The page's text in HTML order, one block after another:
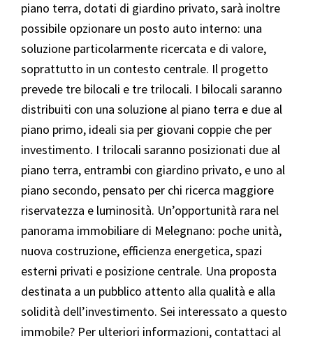
piano terra, dotati di giardino privato, sarà inoltre
possibile opzionare un posto auto interno: una
soluzione particolarmente ricercata e di valore,
soprattutto in un contesto centrale. Il progetto
prevede tre bilocali e tre trilocali. I bilocali saranno
distribuiti con una soluzione al piano terra e due al
piano primo, ideali sia per giovani coppie che per
investimento. I trilocali saranno posizionati due al
piano terra, entrambi con giardino privato, e uno al
piano secondo, pensato per chi ricerca maggiore
riservatezza e luminosità. Un’opportunità rara nel
panorama immobiliare di Melegnano: poche unità,
nuova costruzione, efficienza energetica, spazi
esterni privati e posizione centrale. Una proposta
destinata a un pubblico attento alla qualità e alla
solidità dell’investimento. Sei interessato a questo
immobile? Per ulteriori informazioni, contattaci al